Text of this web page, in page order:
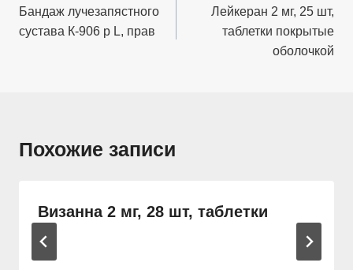
по
записям
Бандаж лучезапястного
сустава К-906 р L, прав
Лейкеран 2 мг, 25 шт,
таблетки покрытые
оболочкой
Похожие записи
Визанна 2 мг, 28 шт, таблетки